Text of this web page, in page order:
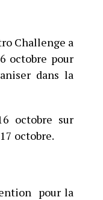
Challenge a
octobre pour
dans la
octobre sur
octobre.
pour la